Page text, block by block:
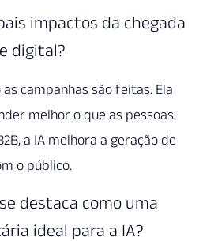
impactos da chegada
digital?
campanhas são feitas. Ela
melhor o que as pessoas
a IA melhora a geração de
o público.
destaca como uma
ideal para a IA?